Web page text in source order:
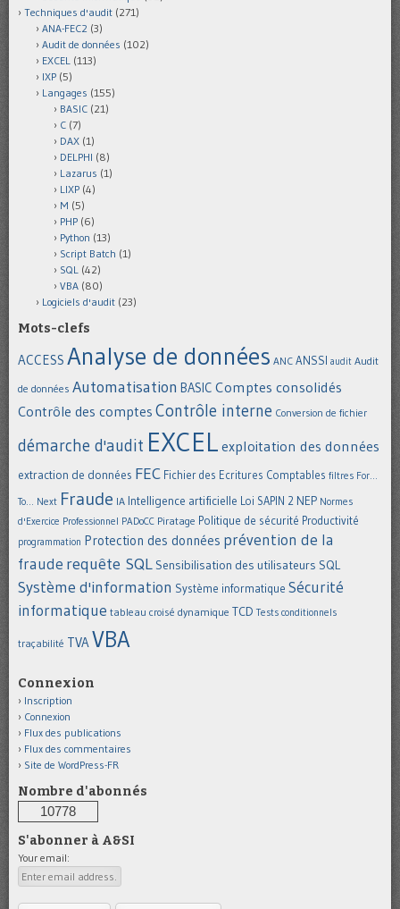
Techniques d'audit (271)
ANA-FEC2 (3)
Audit de données (102)
EXCEL (113)
IXP (5)
Langages (155)
BASIC (21)
C (7)
DAX (1)
DELPHI (8)
Lazarus (1)
LIXP (4)
M (5)
PHP (6)
Python (13)
Script Batch (1)
SQL (42)
VBA (80)
Logiciels d'audit (23)
Mots-clefs
ACCESS Analyse de données ANC ANSSI audit Audit
de données Automatisation BASIC Comptes consolidés
Contrôle des comptes Contrôle interne Conversion de fichier
démarche d'audit EXCEL exploitation des données
extraction de données FEC Fichier des Ecritures Comptables filtres For...
To... Next Fraude IA Intelligence artificielle Loi SAPIN 2 NEP Normes
d'Exercice Professionnel PADoCC Piratage Politique de sécurité Productivité
programmation Protection des données prévention de la
fraude requête SQL Sensibilisation des utilisateurs SQL
Système d'information Système informatique Sécurité
informatique tableau croisé dynamique TCD Tests conditionnels
traçabilité TVA VBA
Connexion
Inscription
Connexion
Flux des publications
Flux des commentaires
Site de WordPress-FR
Nombre d'abonnés
10778
S'abonner à A&SI
Your email: